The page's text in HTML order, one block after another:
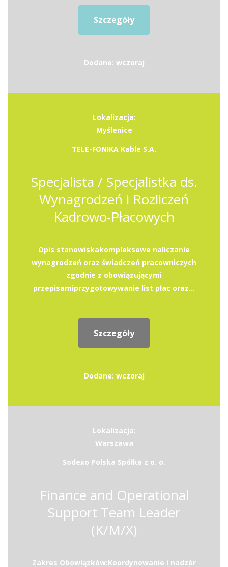
Szczegóły
Dodane: wczoraj
Lokalizacja:
Myślenice
TELE-FONIKA Kable S.A.
Specjalista / Specjalistka ds.
Wynagrodzeń i Rozliczeń
Kadrowo-Płacowych
Opis stanowiskakompleksowe naliczanie
wynagrodzeń oraz świadczeń pracowniczych
zgodnie z obowiązującymi
przepisamiprzygotowywanie list płac oraz...
Szczegóły
Dodane: wczoraj
Lokalizacja:
Warszawa
Sodexo Polska Spółka z o. o.
Finance and Operational
Support Team Leader
(K/M/X)
Zakres Obowiązków:Koordynowanie i nadzór